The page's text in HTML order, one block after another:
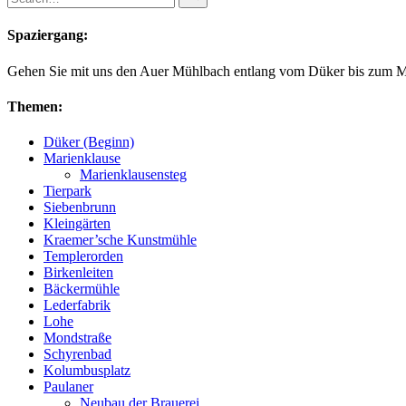
for:
Spaziergang:
Gehen Sie mit uns den Auer Mühlbach entlang vom Düker bis zum
Themen:
Düker (Beginn)
Marienklause
Marienklausensteg
Tierpark
Siebenbrunn
Kleingärten
Kraemer’sche Kunstmühle
Templerorden
Birkenleiten
Bäckermühle
Lederfabrik
Lohe
Mondstraße
Schyrenbad
Kolumbusplatz
Paulaner
Neubau der Brauerei